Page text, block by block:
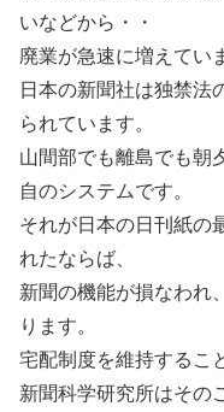
いなどから・・
廃業が急速に増えてい
日本の新聞社は独禁法
られています。
山間部でも離島でも朝
自のシステムです。
それが日本の日刊紙の
れたならば、
新聞の機能が損なわれ
ります。
宅配制度を維持するこ
新聞科学研究所はその